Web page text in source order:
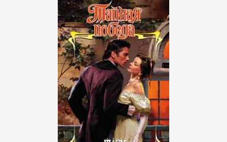
Зарубежные
приключения
Зарубежные
Современная
зарубежная
литература